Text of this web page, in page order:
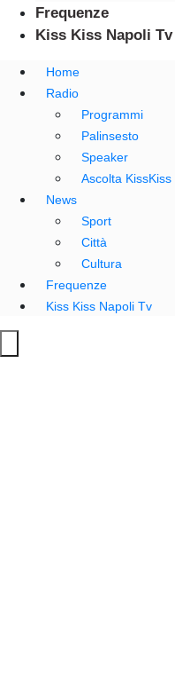
Frequenze
Kiss Kiss Napoli Tv
Home
Radio
Programmi
Palinsesto
Speaker
Ascolta KissKiss
News
Sport
Città
Cultura
Frequenze
Kiss Kiss Napoli Tv